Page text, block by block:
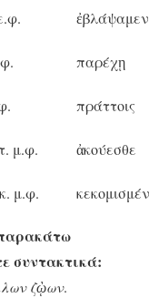
ἐβλάψαμεν
παρέχῃ
πράττοις
μ.φ. ἀκούεσθε
μ.φ.
συντακτικά:
ζῲων.